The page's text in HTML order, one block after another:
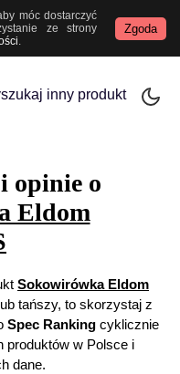
móc dostarczyć
ze strony
.
Zgoda
inny produkt
opinie o
Eldom
Sokowirówka Eldom
tańszy, to skorzystaj z
Spec Ranking cyklicznie
produktów w Polsce i
dane.